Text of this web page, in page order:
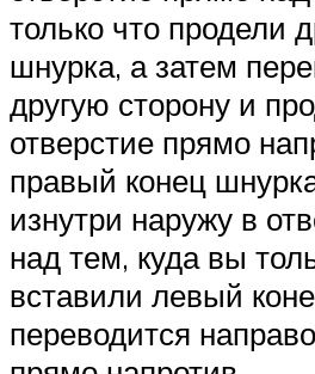
только что продели
шнурка, а затем
другую сторону и
отверстие прямо
правый конец
изнутри наружу в
над тем, куда вы
вставили левый
переводится